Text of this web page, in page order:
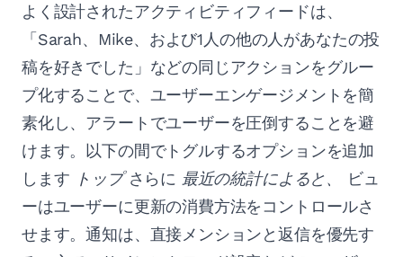
よく設計されたアクティビティフィードは、
「Sarah、Mike、および1人の他の人があなたの投
稿を好きでした」などの同じアクションをグルー
プ化することで、ユーザーエンゲージメントを簡
素化し、アラートでユーザーを圧倒することを避
けます。以下の間でトグルするオプションを追加
します
トップさらに 最近の統計によると、
ビュ
ーはユーザーに更新の消費方法をコントロールさ
せます。通知は、直接メンションと返信を優先す